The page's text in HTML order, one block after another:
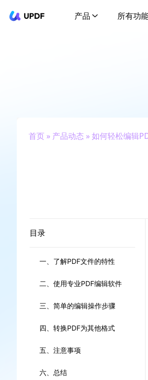
UPDF 产品 所有功
首页» 产品动态 » 如何轻松编辑
目录
一、了解PDF文件的特性
二、使用专业PDF编辑软件
三、简单的编辑操作步骤
四、转换PDF为其他格式
五、注意事项
六、总结